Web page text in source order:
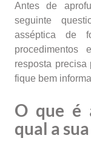
Antes de
seguinte
asséptica de
resposta
fique bem
O que é
qual a